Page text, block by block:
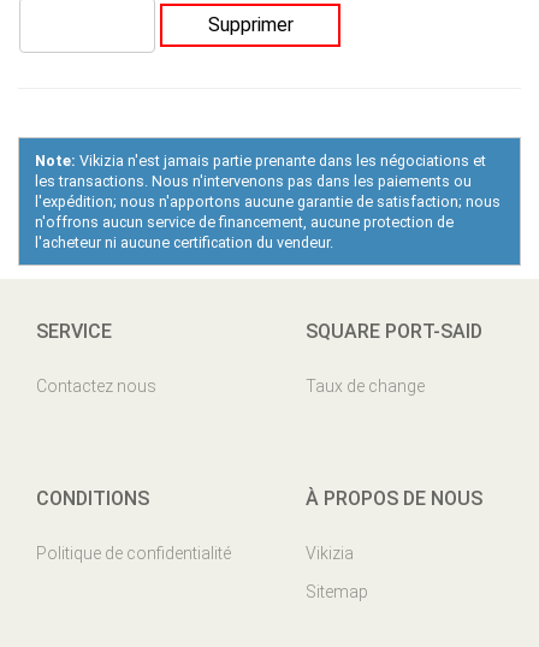
Supprimer
Note: Vikizia n'est jamais partie prenante dans les négociations et
les transactions. Nous n'intervenons pas dans les paiements ou
l'expédition; nous n'apportons aucune garantie de satisfaction; nous
n'offrons aucun service de financement, aucune protection de
l'acheteur ni aucune certification du vendeur.
SERVICE
Contactez nous
SQUARE PORT-SAID
Taux de change
CONDITIONS
Politique de confidentialité
À PROPOS DE NOUS
Vikizia
Sitemap